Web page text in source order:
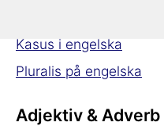
Kasus i engelska
Pluralis på engelska
Adjektiv & Adverb